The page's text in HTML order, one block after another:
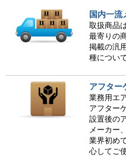
国内一流
取扱商品
最寄りの
掲載の汎
種につい
アフター
業務用エ
アフター
設置後の
メーカー
業界初め
心してご